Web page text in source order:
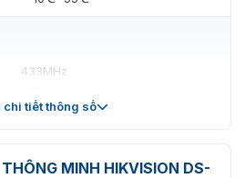
433MHz
Giao tiếp hai chiều
chi tiết thông số
MINH HIKVISION DS-